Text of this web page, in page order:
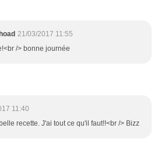
21/03/2017 11:55
/> bonne journée
11:40
recette. J'ai tout ce qu'il faut!!<br /> Bizz